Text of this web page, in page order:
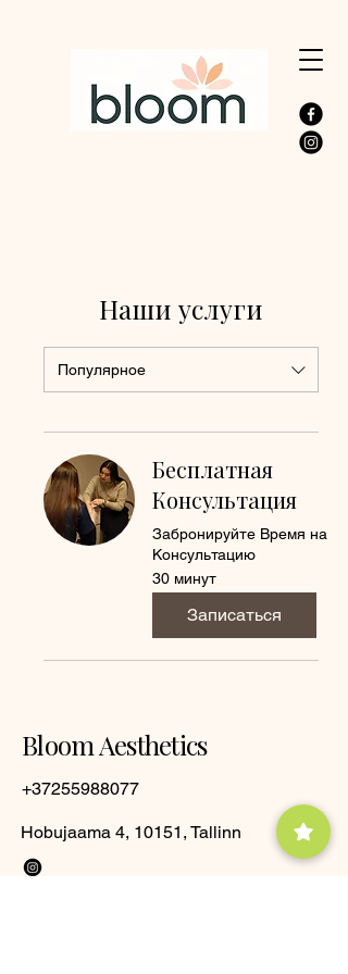
Наши услуги
Популярное
Бесплатная
Консультация
Забронируйте Время на
Консультацию
30 минут
Записаться
Bloom Aesthetics
+37255988077
Hobujaama 4, 10151, Tallinn